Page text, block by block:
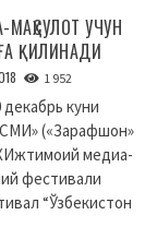
УЧУН
ҚИЛИНАДИ
1 952
куни
(«Зарафшон»
медиа-
фестивали
“Ўзбекистон